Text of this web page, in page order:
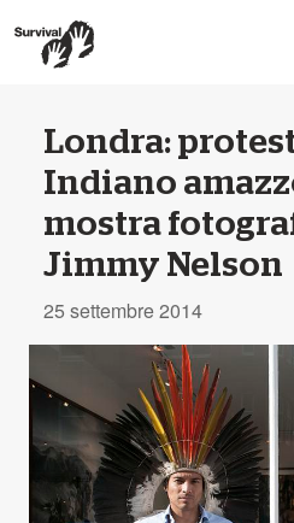
Londra:
Indiano
mostra
Jimmy Nelson
25 settembre 2014